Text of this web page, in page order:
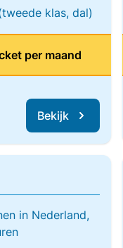
klas, dal)
per maand
Bekijk
in Nederland,